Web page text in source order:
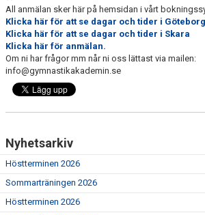
VÅR VERKSAMHET
KLUBBKLÄDER
KONTAKT
VI
All anmälan sker här på hemsidan i vårt
Klicka här för att se dagar och tider i Göteborg
Klicka här för att se dagar och tider i Skara
Klicka här för anmälan.
Om ni har frågor mm når ni oss lättast via mailen:
info@gymnastikakademin.se
Nyhetsarkiv
Höstterminen 2026
Sommarträningen 2026
Höstterminen 2026